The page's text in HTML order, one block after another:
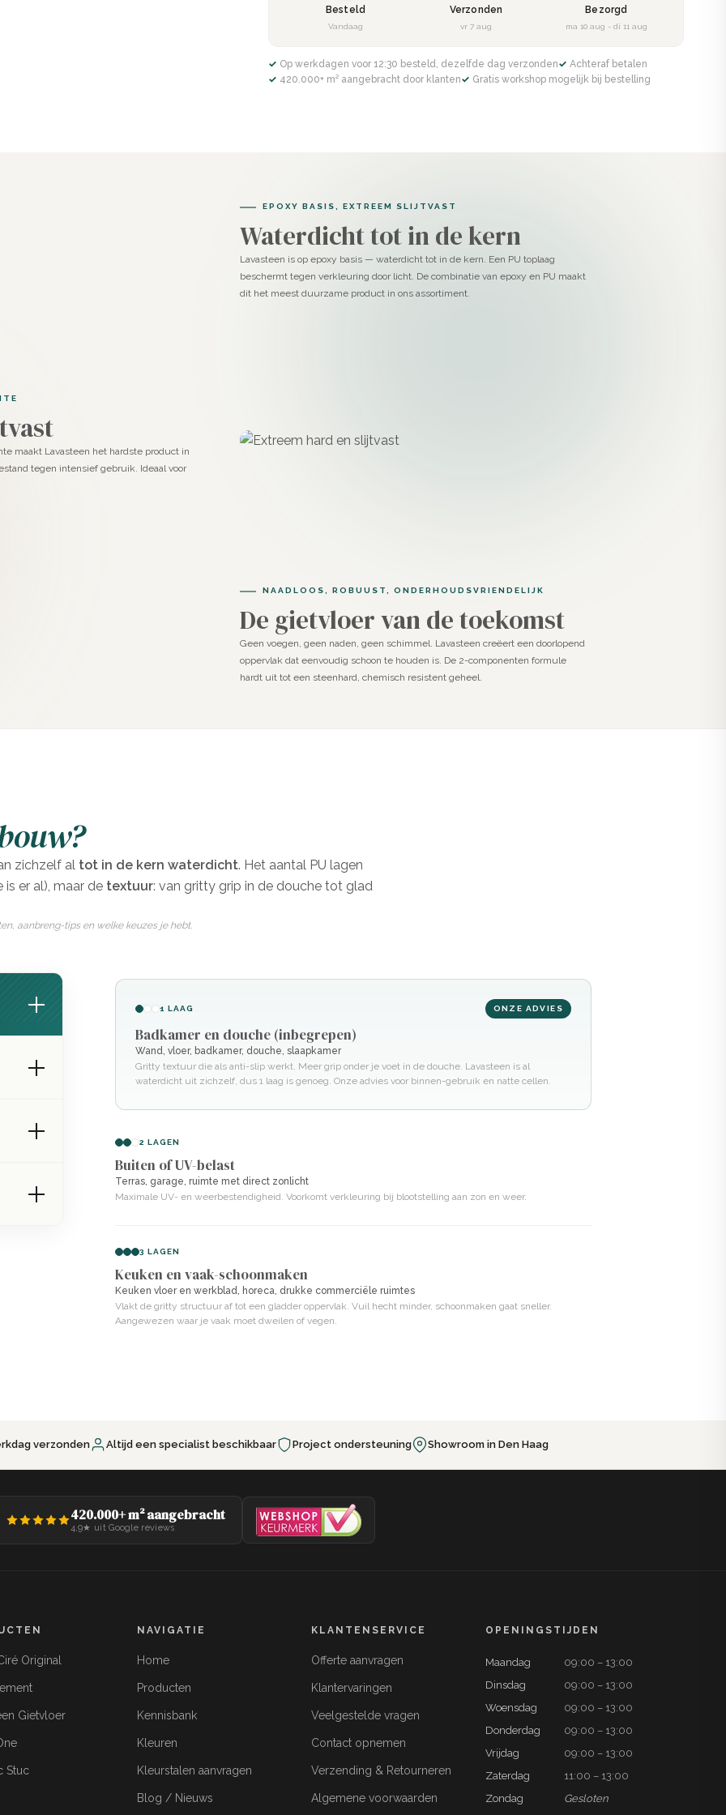
met je flexibele stucspaan de
een spaan. Het heeft een
Webshop
. Het product wordt
nog component A en B te mengen.
de kunststoflook van een
zachte, moderne uitstraling die
Besteld
Vandaag
Verzonden
vr 7 aug
Bezorgd
ma 10 aug - di 11 aug
✓ Op werkdagen voor 12:30 besteld, dezelfde dag verzonden
✓ Achteraf betalen
✓ 420.000+ m² aangebracht door klanten
✓ Gratis workshop mogelijk bij bestelling
EPOXY BASIS, EXTREEM SLIJTVAST
Waterdicht tot in de kern
Lavasteen is op epoxy basis — waterdicht tot in de kern. Een PU toplaag
beschermt tegen verkleuring door licht. De combinatie van epoxy en PU maakt
dit het meest duurzame product in ons assortiment.
maakt Lavasteen het hardste product in
tegen intensief gebruik. Ideaal voor
NAADLOOS, ROBUUST, ONDERHOUDSVRIENDELIJK
De gietvloer van de toekomst
Geen voegen, geen naden, geen schimmel. Lavasteen creëert een doorlopend
oppervlak dat eenvoudig schoon te houden is. De 2-componenten formule
hardt uit tot een steenhard, chemisch resistent geheel.
zichzelf al tot in de kern waterdicht. Het aantal PU lagen
er al), maar de textuur: van gritty grip in de douche tot glad
aanbreng-tips en welke keuzes je hebt.
1 LAAG ONZE ADVIES
Badkamer en douche (inbegrepen)
Wand, vloer, badkamer, douche, slaapkamer
Gritty textuur die als anti-slip werkt. Meer grip onder je voet in de douche. Lavasteen is al
waterdicht uit zichzelf, dus 1 laag is genoeg. Onze advies voor binnen-gebruik en natte cellen.
2 LAGEN
Buiten of UV-belast
Terras, garage, ruimte met direct zonlicht
Maximale UV- en weerbestendigheid. Voorkomt verkleuring bij blootstelling aan zon en weer.
3 LAGEN
Keuken en vaak-schoonmaken
Keuken vloer en werkblad, horeca, drukke commerciële ruimtes
Vlakt de gritty structuur af tot een gladder oppervlak. Vuil hecht minder, schoonmaken gaat sneller.
Aangewezen waar je vaak moet dweilen of vegen.
verzonden Altijd een specialist beschikbaar Project ondersteuning Showroom in Den Haag
420.000+ m² aangebracht
4,9★ uit Google reviews
Original
Gietvloer
Stuc
NAVIGATIE
Home
Producten
Kennisbank
Kleuren
Kleurstalen aanvragen
Blog / Nieuws
KLANTENSERVICE
Offerte aanvragen
Klantervaringen
Veelgestelde vragen
Contact opnemen
Verzending & Retourneren
Algemene voorwaarden
OPENINGSTIJDEN
Maandag
09:00 – 13:00
Dinsdag
09:00 – 13:00
Woensdag
09:00 – 13:00
Donderdag
09:00 – 13:00
Vrijdag
09:00 – 13:00
Zaterdag
11:00 – 13:00
Zondag
Gesloten